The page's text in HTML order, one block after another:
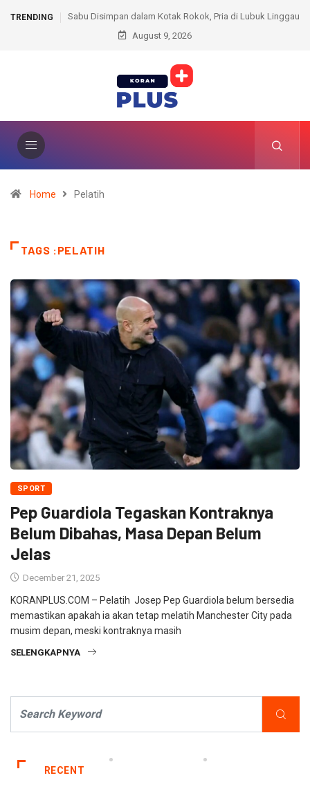
TRENDING
Rokok, Pria di Lubuk Linggau
Pemkot Prabumulih Dorong Patelki
Kompetensi SDM dan Mutu
August 9, 2026
Home Pelatih
TAGS :PELATIH
SPORT
Pep Guardiola Tegaskan Kontraknya
Belum Dibahas, Masa Depan Belum
Jelas
December 21, 2025
KORANPLUS.COM – Pelatih Josep Pep Guardiola belum bersedia
memastikan apakah ia akan tetap melatih Manchester City pada
musim depan, meski kontraknya masih
SELENGKAPNYA
RECENT